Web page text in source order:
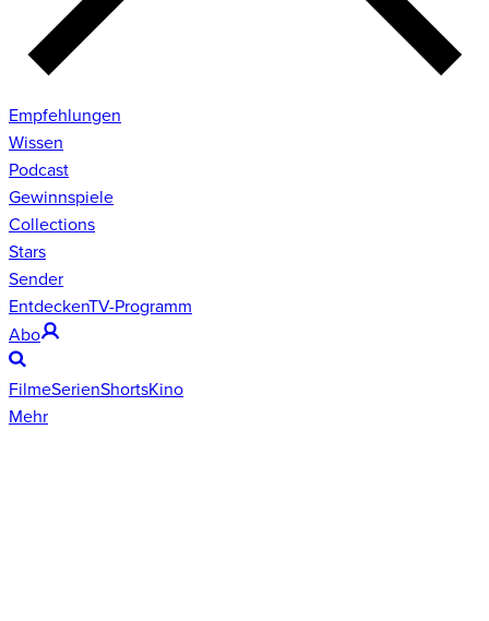
Empfehlungen
Wissen
Podcast
Gewinnspiele
Collections
Stars
Sender
EntdeckenTV-Programm
Abo
FilmeSerienShortsKino
Mehr